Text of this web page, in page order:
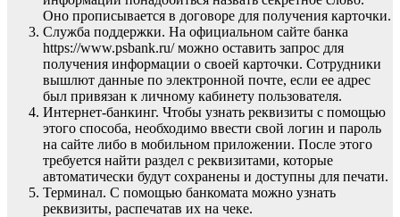
Оно прописывается в договоре для получения карточки.
Служба поддержки. На официальном сайте банка
https://www.psbank.ru/ можно оставить запрос для
получения информации о своей карточки. Сотрудники
вышлют данные по электронной почте, если ее адрес
был привязан к личному кабинету пользователя.
Интернет-банкинг. Чтобы узнать реквизиты с помощью
этого способа, необходимо ввести свой логин и пароль
на сайте либо в мобильном приложении. После этого
требуется найти раздел с реквизитами, которые
автоматически будут сохранены и доступны для печати.
Терминал. С помощью банкомата можно узнать
реквизиты, распечатав их на чеке.